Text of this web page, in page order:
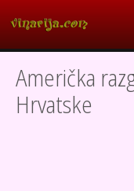
Američka
Hrvatske